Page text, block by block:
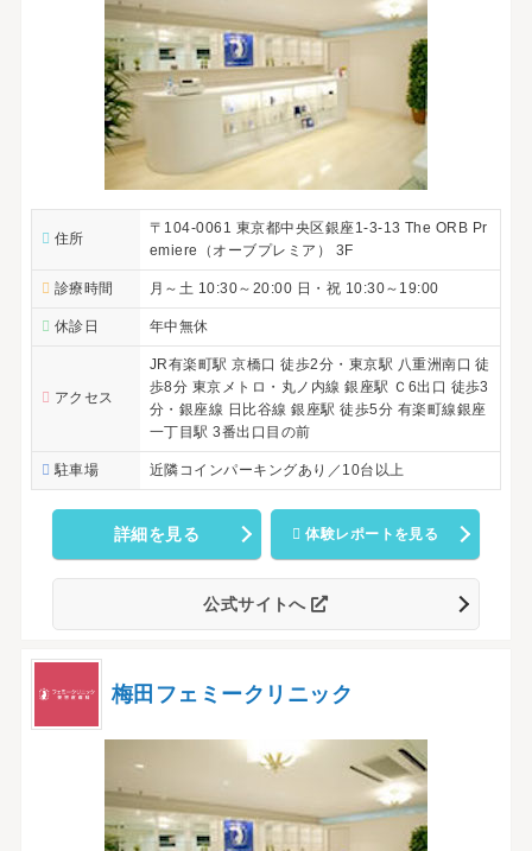
住所
〒104-0061 東京都中央区銀座1-3-13 The ORB Pr
emiere（オーブプレミア） 3F
診療時間 月～土 10:30～20:00 日・祝 10:30～19:00
休診日 年中無休
アクセス
JR有楽町駅 京橋口 徒歩2分・東京駅 八重洲南口 徒
歩8分 東京メトロ・丸ノ内線 銀座駅 Ｃ6出口 徒歩3
分・銀座線 日比谷線 銀座駅 徒歩5分 有楽町線銀座
一丁目駅 3番出口目の前
駐車場 近隣コインパーキングあり／10台以上
詳細を見る 体験レポートを見る
公式サイトへ
梅田フェミークリニック